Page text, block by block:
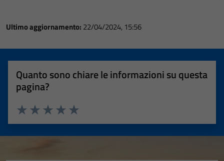
Ultimo aggiornamento: 22/04/2024, 15:56
Quanto sono chiare le informazioni su questa
pagina?
Valuta 5 stelle su 5
Valuta 4 stelle su 5
Valuta 3 stelle su 5
Valuta 2 stelle su 5
Valuta 1 stelle su 5